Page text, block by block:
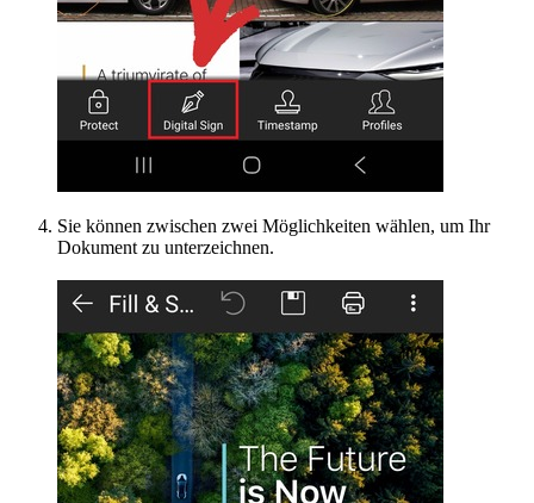
Sie können zwischen zwei Möglichkeiten wählen, um Ihr
Dokument zu unterzeichnen.